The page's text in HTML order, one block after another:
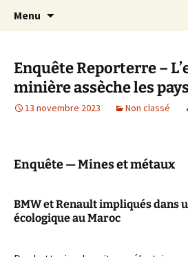
Le site du
23
Menu
Enquête Reporterre –
minière assèche les
13 novembre 2023 Non classé
Enquête — Mines et métaux
BMW et Renault impliqués dans
écologique au Maroc